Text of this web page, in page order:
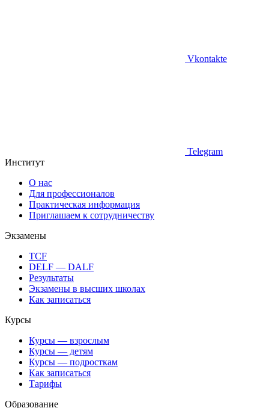
Vkontakte
Telegram
Институт
О нас
Для профессионалов
Практическая информация
Приглашаем к сотрудничеству
Экзамены
TCF
DELF — DALF
Результаты
Экзамены в высших школах
Как записаться
Курсы
Курсы — взрослым
Курсы — детям
Курсы — подросткам
Как записаться
Тарифы
Образование